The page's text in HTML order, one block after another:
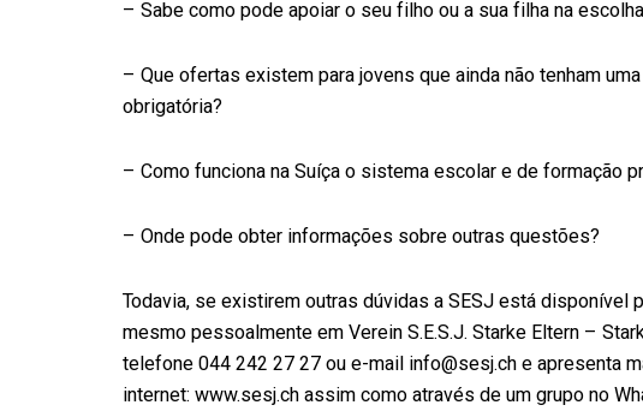
– Sabe como pode apoiar o seu filho ou a sua filha na
– Que ofertas existem para jovens que ainda não tenham
obrigatória?
– Como funciona na Suíça o sistema escolar e de formação
– Onde pode obter informações sobre outras questões?
Todavia, se existirem outras dúvidas a SESJ está disponível
mesmo pessoalmente em Verein S.E.S.J. Starke Eltern –
telefone 044 242 27 27 ou e-mail info@sesj.ch e apresenta
internet: www.sesj.ch assim como através de um grupo no